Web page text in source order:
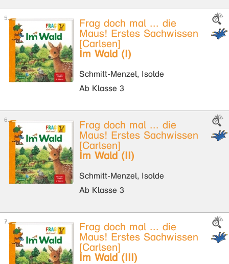
Frag doch mal ... die
Maus! Erstes Sachwissen
[Carlsen]
Im Wald (I)
Schmitt-Menzel, Isolde
Ab Klasse 3
Frag doch mal ... die
Maus! Erstes Sachwissen
[Carlsen]
Im Wald (II)
Schmitt-Menzel, Isolde
Ab Klasse 3
Frag doch mal ... die
Maus! Erstes Sachwissen
[Carlsen]
Im Wald (III)